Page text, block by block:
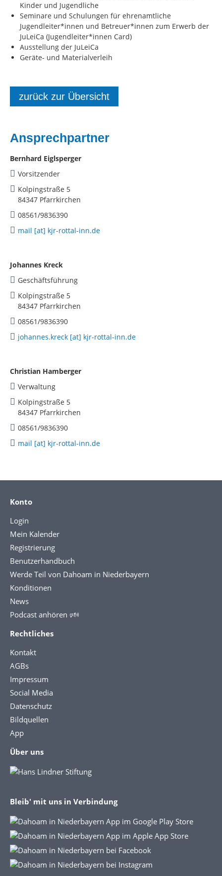
Kinder und Jugendliche
Seminare und Schulungen für ehrenamtliche
Jugendleiter*innen und Betreuer*innen zum Erwerb der
JuLeiCa (Jugendleiter*innen Card)
Ausstellung der JuLeiCa
Geräte- und Materialverleih
zurück zur Übersicht
Ansprechpartner
Bernhard Eiglsperger
Vorsitzender
Kolpingstraße 5
84347 Pfarrkirchen
08561/9836390
mail [at] kjr-rottal-inn.de
Johannes Kreck
Geschäftsführung
Kolpingstraße 5
84347 Pfarrkirchen
08561/9836390
johannes.kreck [at] kjr-rottal-inn.de
Christian Hamberger
Verwaltung
Kolpingstraße 5
84347 Pfarrkirchen
08561/9836390
mail [at] kjr-rottal-inn.de
Konto
Login
Mein Kalender
Registrierung
Benutzerhandbuch
Werde Teil von Dahoam in Niederbayern
Konditionen
News
Podcast anhören 🕬
Rechtliches
Kontakt
AGBs
Impressum
Social Media
Datenschutz
Bildquellen
App
Über uns
Bleib' mit uns in Verbindung